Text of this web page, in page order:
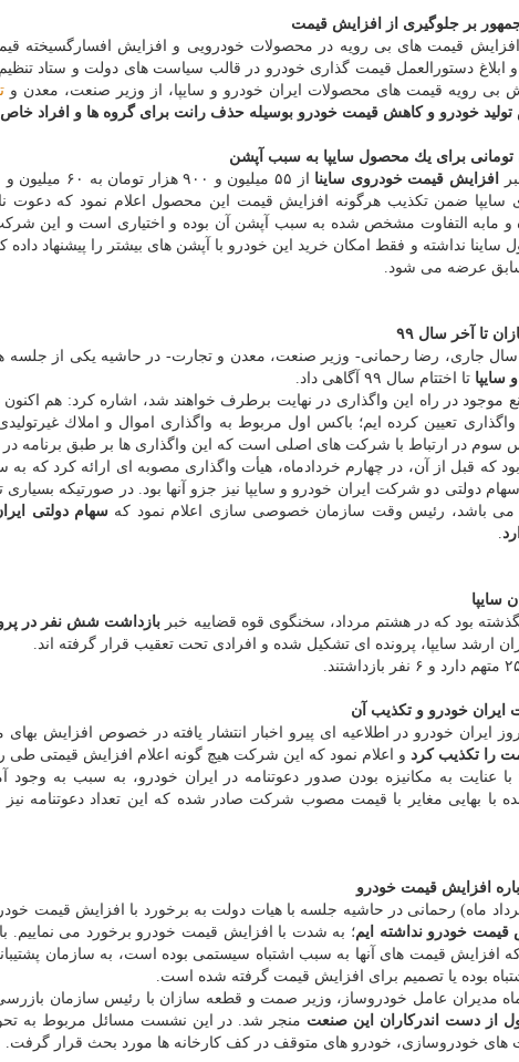
بر جلوگیری از افزایش قیمت
افزایش قیمت های بی رویه در محصولات خودرویی و افزایش افسارگسیخته
ابلاغ دستورالعمل قیمت گذاری خودرو در قالب سیاست های دولت و ستاد تنظیم
بی رویه قیمت های محصولات ایران خودرو و سایپا، از وزیر صنعت، معدن و
تولید خودرو و كاهش قیمت خودرو بوسیله حذف رانت برای گروه ها و افراد خاص
افزایش قیمت خودروی ساینا
سایپا ضمن تكذیب هرگونه افزایش قیمت این محصول اعلام نمود كه
ساینا نداشته و فقط امكان خرید این خودرو با آپشن های بیشتر را پیشنهاد داده
عرضه می شود.
تا آخر سال ۹۹
سال جاری، رضا رحمانی- وزیر صنعت، معدن و تجارت- در حاشیه یكی از جلسه
سایپا تا اختتام سال ۹۹ آگاهی داد.
موجود در راه این واگذاری در نهایت برطرف خواهند شد، اشاره كرد: هم
تعیین كرده ایم؛ باكس اول مربوط به واگذاری اموال و املاك
سوم در ارتباط با شركت های اصلی است كه این واگذاری ها بر طبق برنامه در
دولتی دو شركت ایران خودرو و سایپا نیز جزو آنها بود. در صورتیكه
می باشد، رئیس وقت سازمان خصوصی سازی اعلام نمود كه سهام دولتی
.
بود كه در هشتم مرداد، سخنگوی قوه قضاییه خبر بازداشت شش نفر در
ارشد سایپا، پرونده ای تشكیل شده و افرادی تحت تعقیب قرار گرفته اند.
خودرو و تكذیب آن
ایران خودرو در اطلاعیه ای پیرو اخبار انتشار یافته در خصوص افزایش
و اعلام نمود كه این شركت هیچ گونه اعلام افزایش قیمتی طی
عنایت به مكانیزه بودن صدور دعوتنامه در ایران خودرو، به سبب به وجود
با بهایی مغایر با قیمت مصوب شركت صادر شده كه این تعداد دعوتنامه
افزایش قیمت خودرو
ماه) رحمانی در حاشیه جلسه با هیات دولت به برخورد با افزایش قیمت خودرو
خودرو نداشته ایم؛ به شدت با افزایش قیمت خودرو برخورد می نماییم.
افزایش قیمت های آنها به سبب اشتباه سیستمی بوده است، به سازمان
بوده یا تصمیم برای افزایش قیمت گرفته شده است.
در ۱۷ مردادماه مدیران عامل خودروساز، وزیر صمت و قطعه سازان با رئیس سازمان
از دست اندركاران این صنعت منجر شد. در این نشست مسائل مربوط به
های خودروسازی، خودرو های متوقف در كف كارخانه ها مورد بحث قرار گرفت.